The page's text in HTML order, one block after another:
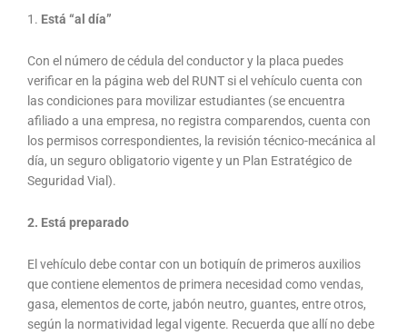
1. Está “al día”
Con el número de cédula del conductor y la placa puedes
verificar en la página web del RUNT si el vehículo cuenta con
las condiciones para movilizar estudiantes (se encuentra
afiliado a una empresa, no registra comparendos, cuenta con
los permisos correspondientes, la revisión técnico-mecánica al
día, un seguro obligatorio vigente y un Plan Estratégico de
Seguridad Vial).
2. Está preparado
El vehículo debe contar con un botiquín de primeros auxilios
que contiene elementos de primera necesidad como vendas,
gasa, elementos de corte, jabón neutro, guantes, entre otros,
según la normatividad legal vigente. Recuerda que allí no debe